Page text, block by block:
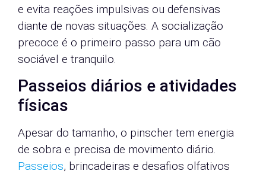
e evita reações impulsivas ou defensivas
diante de novas situações. A socialização
precoce é o primeiro passo para um cão
sociável e tranquilo.
Passeios diários e atividades
físicas
Apesar do tamanho, o pinscher tem energia
de sobra e precisa de movimento diário.
Passeios, brincadeiras e desafios olfativos